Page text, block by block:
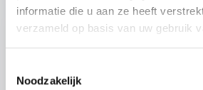
informatie die u aan ze heeft
verzameld op basis van uw gebruik
Noodzakelijk
beïnvloeden. Waarom zijn
TikTok en Snapchat zo
begeleiden zonder technologie